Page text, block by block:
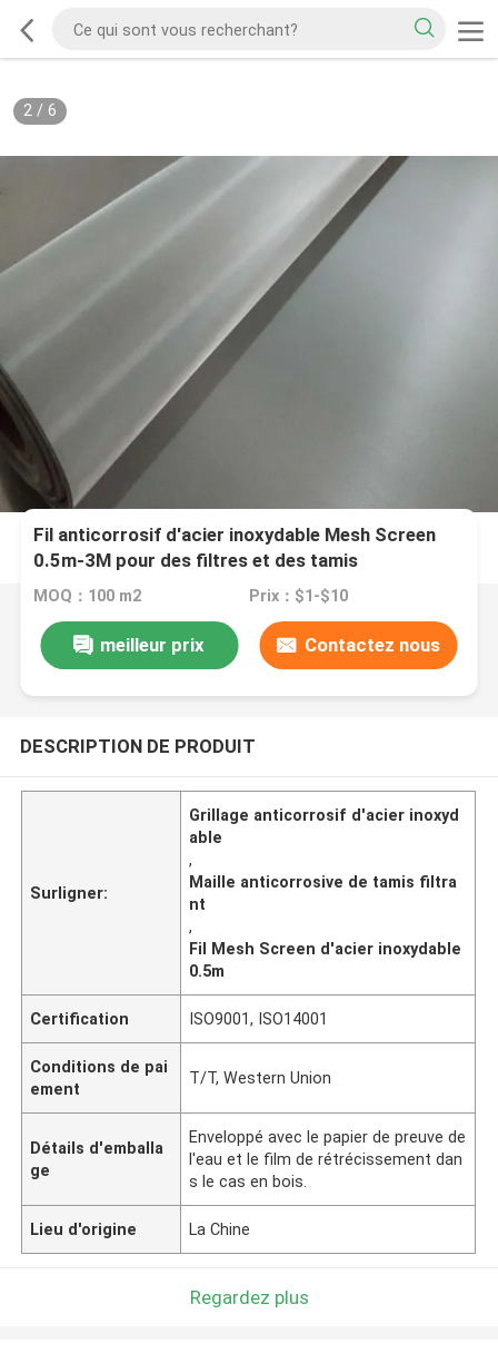
2/ 6
Fil anticorrosif d'acier inoxydable Mesh Screen
0.5m-3M pour des filtres et des tamis
MOQ：100 m2 Prix：$1-$10
meilleur prix Contactez nous
DESCRIPTION DE PRODUIT
Surligner:
Grillage anticorrosif d'acier inoxyd
able
,
Maille anticorrosive de tamis filtra
nt
,
Fil Mesh Screen d'acier inoxydable
0.5m
Certification ISO9001, ISO14001
Conditions de pai
ement
T/T, Western Union
Détails d'emballa
ge
Enveloppé avec le papier de preuve de
l'eau et le film de rétrécissement dan
s le cas en bois.
Lieu d'origine La Chine
Regardez plus